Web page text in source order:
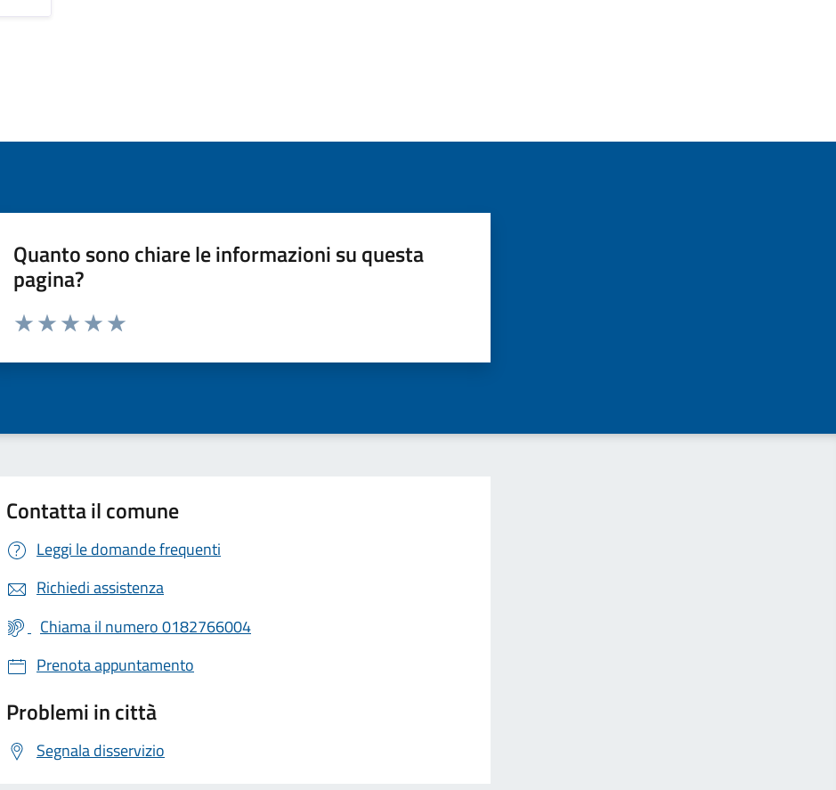
Quanto sono chiare le informazioni su questa
pagina?
Valuta da 1 a 5 stelle la pagina
Contatta il comune
Leggi le domande frequenti
Richiedi assistenza
Chiama il numero 0182766004
Prenota appuntamento
Problemi in città
Segnala disservizio